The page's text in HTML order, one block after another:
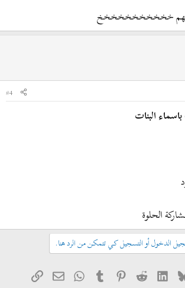
منهم خخخخخخخخخخخ
#4
البنات
الحلوة
الدخول أو التسجيل كي تتمكن من الرد هنا.
Bluesky
LinkedIn
Reddit
Pinterest
Tumblr
WhatsApp
البريدالرابط